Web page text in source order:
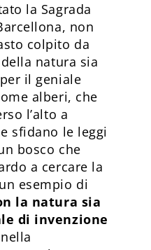
la Sagrada
non
colpito da
natura sia
il geniale
alberi, che
l’alto a
sfidano le leggi
bosco che
a cercare la
esempio di
la natura sia
di invenzione